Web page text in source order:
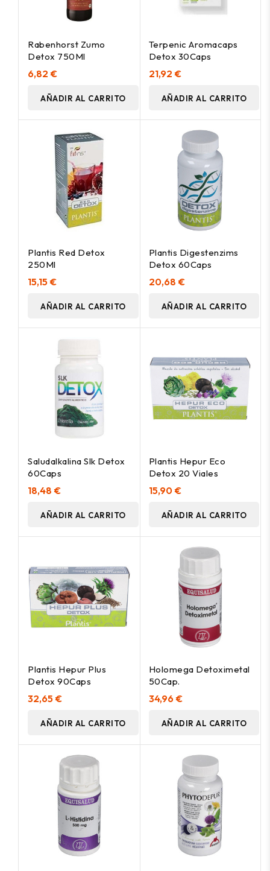
Rabenhorst Zumo
Detox 750Ml
6,82 €
AÑADIR AL CARRITO
Terpenic Aromacaps
Detox 30Caps
21,92 €
AÑADIR AL CARRITO
Plantis Red Detox
250Ml
15,15 €
AÑADIR AL CARRITO
Plantis Digestenzims
Detox 60Caps
20,68 €
AÑADIR AL CARRITO
Saludalkalina Slk Detox
60Caps
18,48 €
AÑADIR AL CARRITO
Plantis Hepur Eco
Detox 20 Viales
15,90 €
AÑADIR AL CARRITO
Plantis Hepur Plus
Detox 90Caps
32,65 €
AÑADIR AL CARRITO
Holomega Detoximetal
50Cap.
34,96 €
AÑADIR AL CARRITO